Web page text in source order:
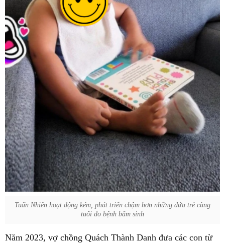
Tuấn Nhiên hoạt động kém, phát triển chậm hơn những đứa trẻ cùng
tuổi do bệnh bẩm sinh
Năm 2023, vợ chồng Quách Thành Danh đưa các con từ